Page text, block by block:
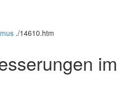
./14610.htm
im